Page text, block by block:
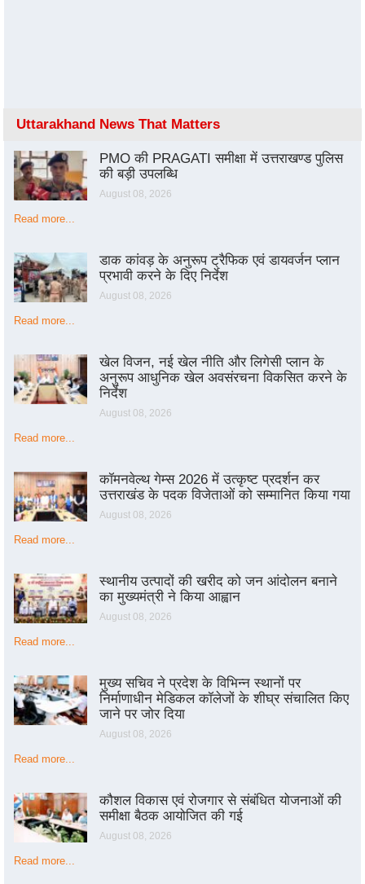
Uttarakhand News That Matters
PMO की PRAGATI समीक्षा में उत्तराखण्ड पुलिस
की बड़ी उपलब्धि
August 08, 2026
Read more...
डाक कांवड़ के अनुरूप ट्रैफिक एवं डायवर्जन प्लान
प्रभावी करने के दिए निर्देश
August 08, 2026
Read more...
खेल विजन, नई खेल नीति और लिगेसी प्लान के
अनुरूप आधुनिक खेल अवसंरचना विकसित करने के
निर्देश
August 08, 2026
Read more...
कॉमनवेल्थ गेम्स 2026 में उत्कृष्ट प्रदर्शन कर
उत्तराखंड के पदक विजेताओं को सम्मानित किया गया
August 08, 2026
Read more...
स्थानीय उत्पादों की खरीद को जन आंदोलन बनाने
का मुख्यमंत्री ने किया आह्वान
August 08, 2026
Read more...
मुख्य सचिव ने प्रदेश के विभिन्न स्थानों पर
निर्माणाधीन मेडिकल कॉलेजों के शीघ्र संचालित किए
जाने पर जोर दिया
August 08, 2026
Read more...
कौशल विकास एवं रोजगार से संबंधित योजनाओं की
समीक्षा बैठक आयोजित की गई
August 08, 2026
Read more...